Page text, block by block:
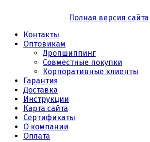
Полная версия сайта
Контакты
Оптовикам
Дропшиппинг
Совместные покупки
Корпоративные клиенты
Гарантия
Доставка
Инструкции
Карта сайта
Сертификаты
О компании
Оплата